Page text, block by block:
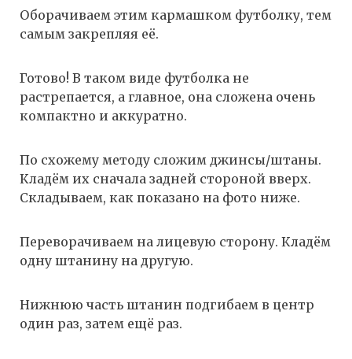
Оборачиваем этим кармашком футболку, тем
самым закрепляя её.
Готово! В таком виде футболка не
растрепается, а главное, она сложена очень
компактно и аккуратно.
По схожему методу сложим джинсы/штаны.
Кладём их сначала задней стороной вверх.
Складываем, как показано на фото ниже.
Переворачиваем на лицевую сторону. Кладём
одну штанину на другую.
Нижнюю часть штанин подгибаем в центр
один раз, затем ещё раз.